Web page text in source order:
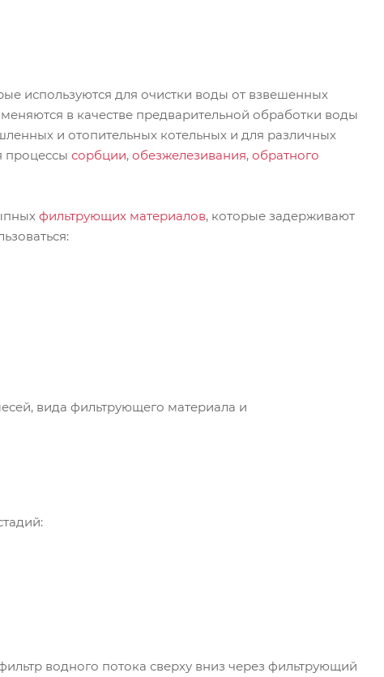
используются для очистки воды от взвешенных
в качестве предварительной обработки воды
и отопительных котельных и для различных
процессы сорбции, обезжелезивания, обратного
фильтрующих материалов, которые задерживают
вида фильтрующего материала и
водного потока сверху вниз через фильтрующий